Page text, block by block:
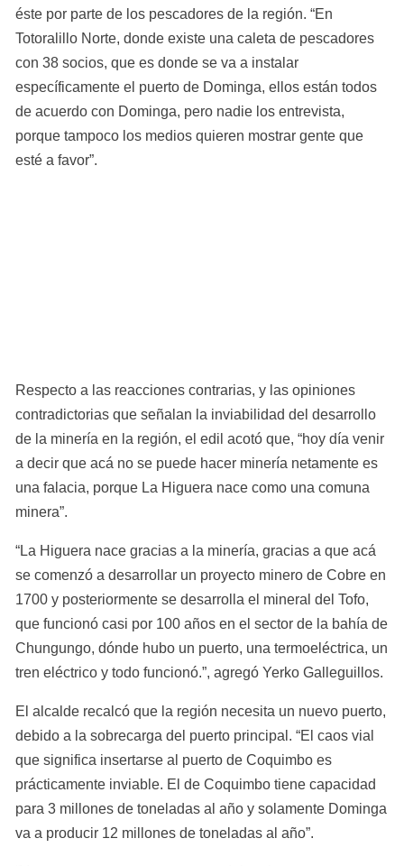
éste por parte de los pescadores de la región. “En
Totoralillo Norte, donde existe una caleta de pescadores
con 38 socios, que es donde se va a instalar
específicamente el puerto de Dominga, ellos están todos
de acuerdo con Dominga, pero nadie los entrevista,
porque tampoco los medios quieren mostrar gente que
esté a favor”.
Respecto a las reacciones contrarias, y las opiniones
contradictorias que señalan la inviabilidad del desarrollo
de la minería en la región, el edil acotó que, “hoy día venir
a decir que acá no se puede hacer minería netamente es
una falacia, porque La Higuera nace como una comuna
minera”.
“La Higuera nace gracias a la minería, gracias a que acá
se comenzó a desarrollar un proyecto minero de Cobre en
1700 y posteriormente se desarrolla el mineral del Tofo,
que funcionó casi por 100 años en el sector de la bahía de
Chungungo, dónde hubo un puerto, una termoeléctrica, un
tren eléctrico y todo funcionó.”, agregó Yerko Galleguillos.
El alcalde recalcó que la región necesita un nuevo puerto,
debido a la sobrecarga del puerto principal. “El caos vial
que significa insertarse al puerto de Coquimbo es
prácticamente inviable. El de Coquimbo tiene capacidad
para 3 millones de toneladas al año y solamente Dominga
va a producir 12 millones de toneladas al año”.